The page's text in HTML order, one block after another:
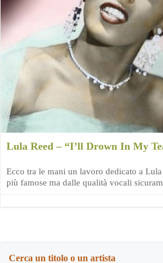
Lula Reed – “I’ll Drown In My
Ecco tra le mani un lavoro dedicato a
più famose ma dalle qualità vocali
Cerca un titolo o un artista